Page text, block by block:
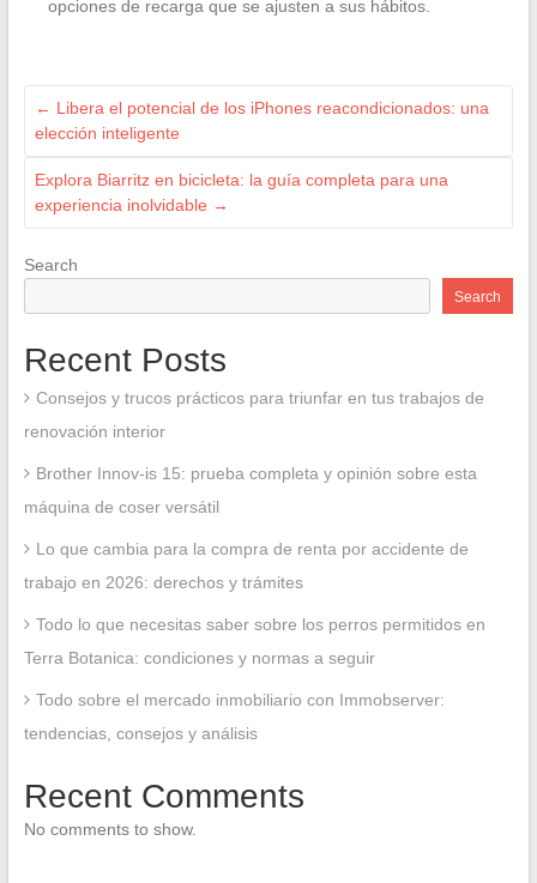
opciones de recarga que se ajusten a sus hábitos.
← Libera el potencial de los iPhones reacondicionados: una
elección inteligente
Explora Biarritz en bicicleta: la guía completa para una
experiencia inolvidable →
Search
Search
Recent Posts
Consejos y trucos prácticos para triunfar en tus trabajos de
renovación interior
Brother Innov-is 15: prueba completa y opinión sobre esta
máquina de coser versátil
Lo que cambia para la compra de renta por accidente de
trabajo en 2026: derechos y trámites
Todo lo que necesitas saber sobre los perros permitidos en
Terra Botanica: condiciones y normas a seguir
Todo sobre el mercado inmobiliario con Immobserver:
tendencias, consejos y análisis
Recent Comments
No comments to show.